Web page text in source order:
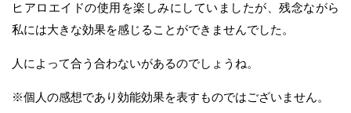
ヒアロエイドの使用を楽しみにしていましたが、残念ながら
私には大きな効果を感じることができませんでした。
人によって合う合わないがあるのでしょうね。
※個人の感想であり効能効果を表すものではございません。